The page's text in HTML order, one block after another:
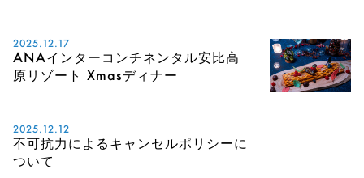
2025.12.17
ANAインターコンチネンタル安比高
原リゾート Xmasディナー
2025.12.12
不可抗力によるキャンセルポリシーに
ついて